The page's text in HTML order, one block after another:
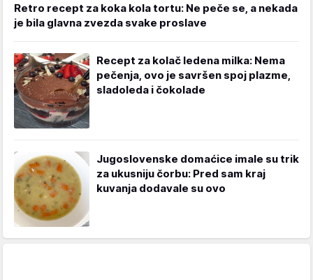
Retro recept za koka kola tortu: Ne peče se, a nekada
je bila glavna zvezda svake proslave
Recept za kolač ledena milka: Nema
pečenja, ovo je savršen spoj plazme,
sladoleda i čokolade
Jugoslovenske domaćice imale su trik
za ukusniju čorbu: Pred sam kraj
kuvanja dodavale su ovo